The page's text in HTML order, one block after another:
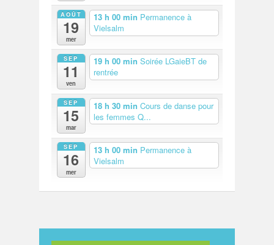
AOÛT
19
mer
13 h 00 min Permanence à
Vielsalm
SEP
11
ven
19 h 00 min Soirée LGaieBT de
rentrée
SEP
15
mar
18 h 30 min Cours de danse pour
les femmes Q...
SEP
16
mer
13 h 00 min Permanence à
Vielsalm